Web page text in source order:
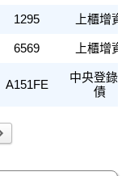
1295 上櫃增資
6569 上櫃增資
A151FE
中央登錄
債